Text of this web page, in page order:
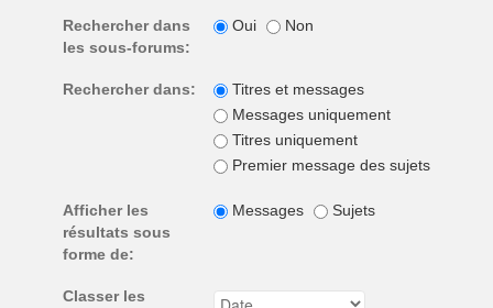
Rechercher dans
les sous-forums:
Oui Non
Rechercher dans:
Titres et messages
Messages uniquement
Titres uniquement
Premier message des sujets
Afficher les
résultats sous
forme de:
Messages Sujets
Classer les